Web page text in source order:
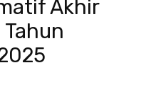
Akhir